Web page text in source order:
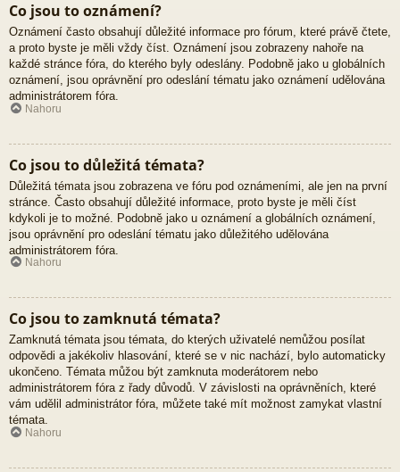
Co jsou to oznámení?
Oznámení často obsahují důležité informace pro fórum, které právě čtete,
a proto byste je měli vždy číst. Oznámení jsou zobrazeny nahoře na
každé stránce fóra, do kterého byly odeslány. Podobně jako u globálních
oznámení, jsou oprávnění pro odeslání tématu jako oznámení udělována
administrátorem fóra.
Nahoru
Co jsou to důležitá témata?
Důležitá témata jsou zobrazena ve fóru pod oznámeními, ale jen na první
stránce. Často obsahují důležité informace, proto byste je měli číst
kdykoli je to možné. Podobně jako u oznámení a globálních oznámení,
jsou oprávnění pro odeslání tématu jako důležitého udělována
administrátorem fóra.
Nahoru
Co jsou to zamknutá témata?
Zamknutá témata jsou témata, do kterých uživatelé nemůžou posílat
odpovědi a jakékoliv hlasování, které se v nic nachází, bylo automaticky
ukončeno. Témata můžou být zamknuta moderátorem nebo
administrátorem fóra z řady důvodů. V závislosti na oprávněních, které
vám udělil administrátor fóra, můžete také mít možnost zamykat vlastní
témata.
Nahoru